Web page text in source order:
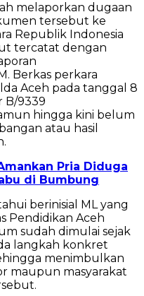
melaporkan dugaan
tersebut ke
Republik Indonesia
tercatat dengan
Berkas perkara
Aceh pada tanggal 8
B/9339
hingga kini belum
atau hasil
Pria Diduga
di Bumbung
berinisial ML yang
Pendidikan Aceh
sudah dimulai sejak
langkah konkret
menimbulkan
maupun masyarakat